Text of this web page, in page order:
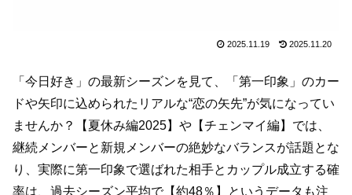
2025.11.19 2025.11.20
「今日好き」の最新シーズンを見て、「第一印象」のカー
ドや矢印に込められたリアルな“恋の矢先”が気になってい
ませんか？【夏休み編2025】や【チェンマイ編】では、
継続メンバーと新規メンバーの絶妙なバランスが話題とな
り、実際に第一印象で選ばれた相手とカップル成立する確
率は、過去シーズン平均で【約48％】というデータも注